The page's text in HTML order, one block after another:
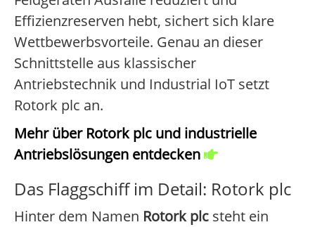
Effizienzreserven hebt, sichert sich klare
Wettbewerbsvorteile. Genau an dieser
Schnittstelle aus klassischer
Antriebstechnik und Industrial IoT setzt
Rotork plc an.
Mehr über Rotork plc und industrielle
Antriebslösungen entdecken
Das Flaggschiff im Detail: Rotork plc
Hinter dem Namen Rotork plc steht ein